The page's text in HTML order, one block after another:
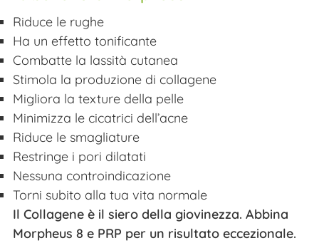
Riduce le rughe
Ha un effetto tonificante
Combatte la lassità cutanea
Stimola la produzione di collagene
Migliora la texture della pelle
Minimizza le cicatrici dell’acne
Riduce le smagliature
Restringe i pori dilatati
Nessuna controindicazione
Torni subito alla tua vita normale
Il Collagene è il siero della giovinezza. Abbina
Morpheus 8 e PRP per un risultato eccezionale.